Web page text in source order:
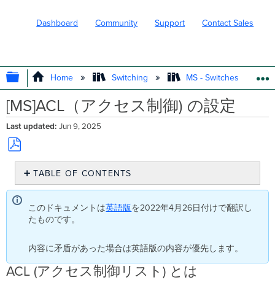
Dashboard Community Support Contact Sales
EXPAND/COLLAPSE GLOBAL
Home Switching MS - Switches
[MS]ACL（アクセス制御) の設定
Last updated Jun 9, 2025
Save
PDF
TABLE OF CONTENTS
ACL
ク
セ
制
リ
このドキュメントは英語版を2022年4月26日付けで翻訳し
たものです。
内容に矛盾があった場合は英語版の内容が優先します。
ACL (アクセス制御リスト) とは